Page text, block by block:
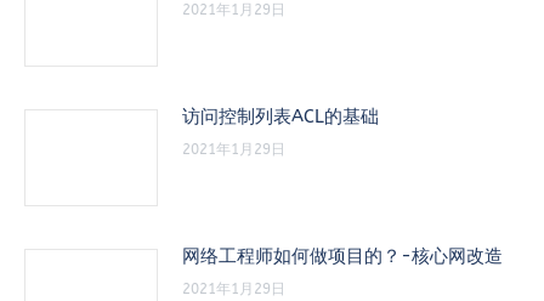
2021年1月29日
访问控制列表ACL的基础
2021年1月29日
网络工程师如何做项目的？-核心网改造
2021年1月29日